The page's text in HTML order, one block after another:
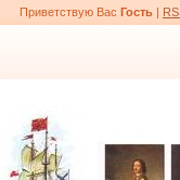
Приветствую Вас Гость |